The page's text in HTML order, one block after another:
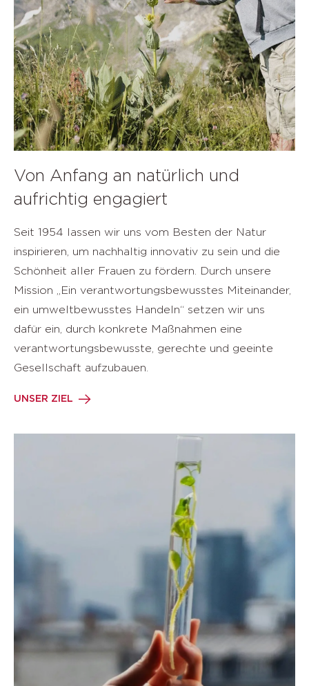
Von Anfang an natürlich und
aufrichtig engagiert
Seit 1954 lassen wir uns vom Besten der Natur
inspirieren, um nachhaltig innovativ zu sein und die
Schönheit aller Frauen zu fördern. Durch unsere
Mission „Ein verantwortungsbewusstes Miteinander,
ein umweltbewusstes Handeln“ setzen wir uns
dafür ein, durch konkrete Maßnahmen eine
verantwortungsbewusste, gerechte und geeinte
Gesellschaft aufzubauen.
UNSER ZIEL